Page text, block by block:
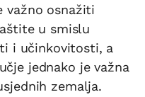
važno osnažiti
u smislu
i učinkovitosti, a
jednako je važna
zemalja.